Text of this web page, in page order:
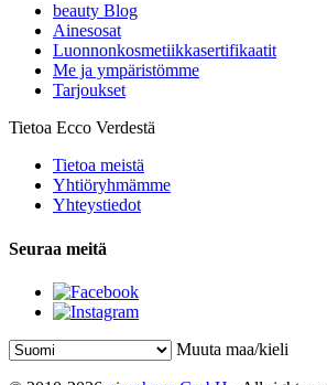
beauty Blog
Ainesosat
Luonnonkosmetiikkasertifikaatit
Me ja ympäristömme
Tarjoukset
Tietoa Ecco Verdestä
Tietoa meistä
Yhtiöryhmämme
Yhteystiedot
Seuraa meitä
Muuta maa/kieli